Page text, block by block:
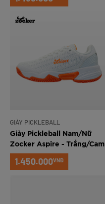
GIÀY PICKLEBALL
Giày Pickleball Nam/Nữ
Zocker Aspire - Trắng/Cam
1.450.000VNĐ